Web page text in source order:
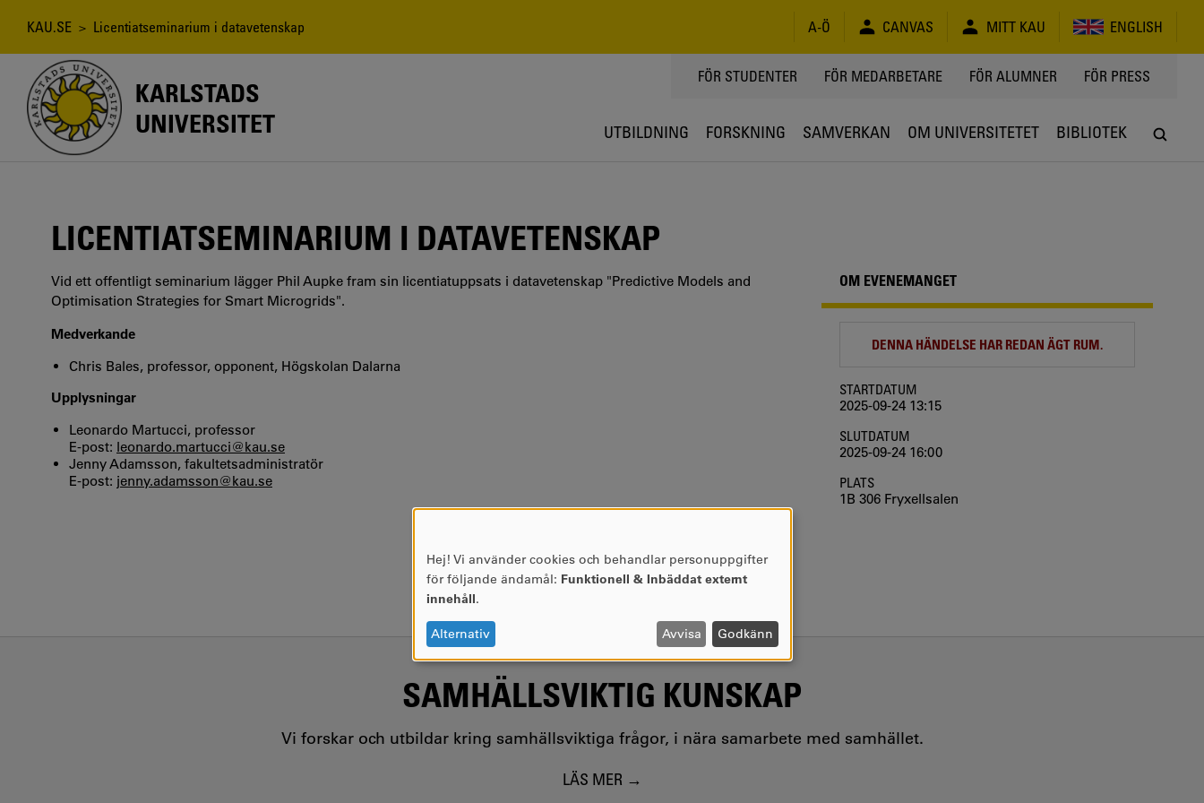
Länkstig
KAU.SE > Licentiatseminarium i datavetenskap A-Ö CANVAS MITT KAU ENGLISH
KARLSTADS
UNIVERSITET
TOPPMENY
FÖR STUDENTER FÖR MEDARBETARE FÖR ALUMNER FÖR PRESS
UTBILDNING FORSKNING SAMVERKAN OM UNIVERSITETET BIBLIOTEK
LICENTIATSEMINARIUM I DATAVETENSKAP
Vid ett offentligt seminarium lägger Phil Aupke fram sin licentiatuppsats i datavetenskap "Predictive Models and
Optimisation Strategies for Smart Microgrids".
Medverkande
Chris Bales, professor, opponent, Högskolan Dalarna
Upplysningar
Leonardo Martucci, professor
E-post: leonardo.martucci@kau.se
Jenny Adamsson, fakultetsadministratör
E-post: jenny.adamsson@kau.se
OM EVENEMANGET
DENNA HÄNDELSE HAR REDAN ÄGT RUM.
STARTDATUM
2025-09-24 13:15
SLUTDATUM
2025-09-24 16:00
PLATS
1B 306 Fryxellsalen
SAMHÄLLSVIKTIG KUNSKAP
Vi forskar och utbildar kring samhällsviktiga frågor, i nära samarbete med samhället.
LÄS MER
ANVÄNDNING
AV
OCH
COOKIES
Hej! Vi använder cookies och behandlar personuppgifter
för följande ändamål: Funktionell & Inbäddat externt
innehåll.
Alternativ Avvisa Godkänn